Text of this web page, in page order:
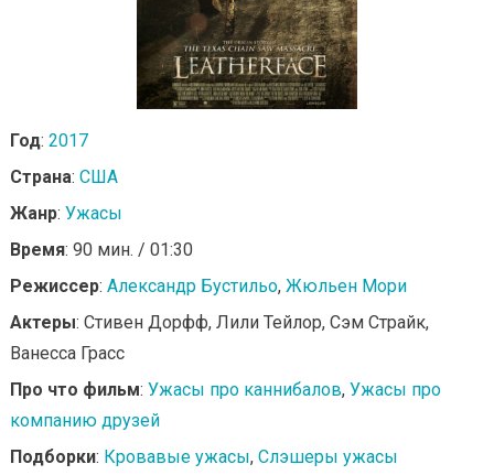
Год: 2017
Страна: США
Жанр: Ужасы
Время: 90 мин. / 01:30
Режиссер: Александр Бустильо, Жюльен Мори
Актеры: Стивен Дорфф, Лили Тейлор, Сэм Страйк,
Ванесса Грасс
Про что фильм: Ужасы про каннибалов, Ужасы про
компанию друзей
Подборки: Кровавые ужасы, Слэшеры ужасы